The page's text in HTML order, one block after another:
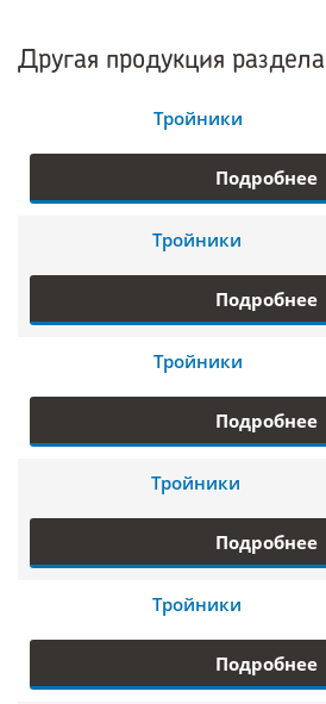
Другая продукция раздела
Тройники
Подробнее
Тройники
Подробнее
Тройники
Подробнее
Тройники
Подробнее
Тройники
Подробнее